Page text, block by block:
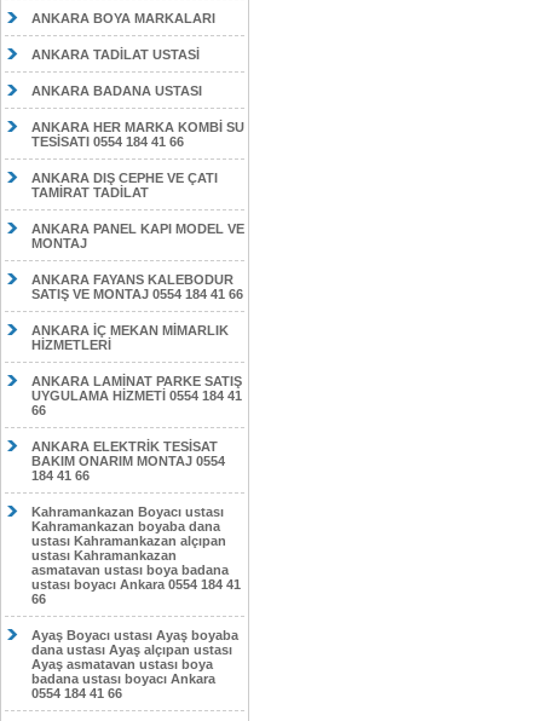
ANKARA BOYA MARKALARI
ANKARA TADİLAT USTASİ
ANKARA BADANA USTASI
ANKARA HER MARKA KOMBİ SU
TESİSATI 0554 184 41 66
ANKARA DIŞ CEPHE VE ÇATI
TAMİRAT TADİLAT
ANKARA PANEL KAPI MODEL VE
MONTAJ
ANKARA FAYANS KALEBODUR
SATIŞ VE MONTAJ 0554 184 41 66
ANKARA İÇ MEKAN MİMARLIK
HİZMETLERİ
ANKARA LAMİNAT PARKE SATIŞ
UYGULAMA HİZMETİ 0554 184 41
66
ANKARA ELEKTRİK TESİSAT
BAKIM ONARIM MONTAJ 0554
184 41 66
Kahramankazan Boyacı ustası
Kahramankazan boyaba dana
ustası Kahramankazan alçıpan
ustası Kahramankazan
asmatavan ustası boya badana
ustası boyacı Ankara 0554 184 41
66
Ayaş Boyacı ustası Ayaş boyaba
dana ustası Ayaş alçıpan ustası
Ayaş asmatavan ustası boya
badana ustası boyacı Ankara
0554 184 41 66